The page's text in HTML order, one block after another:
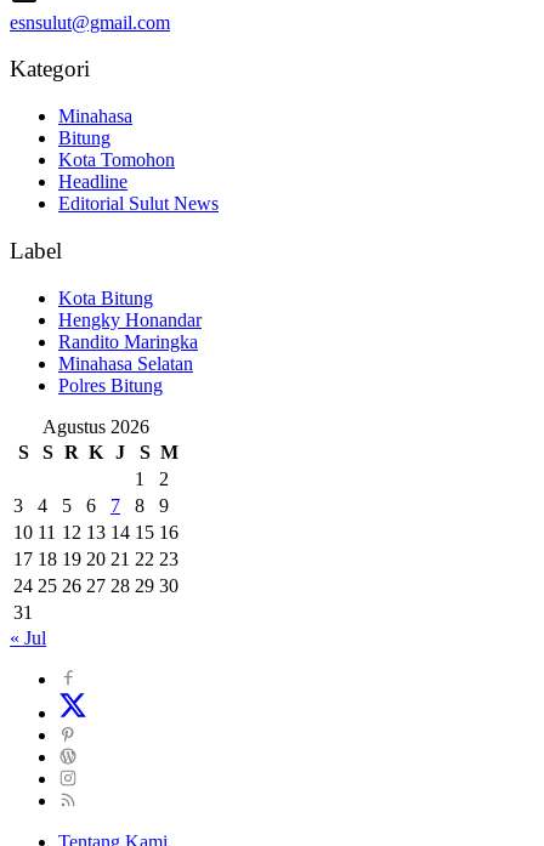
esnsulut@gmail.com
Kategori
Minahasa
Bitung
Kota Tomohon
Headline
Editorial Sulut News
Label
Kota Bitung
Hengky Honandar
Randito Maringka
Minahasa Selatan
Polres Bitung
Agustus 2026
S
S R K J S M
1
2
3
4 5 6 7 8
9
10 11 12 13 14 15 16
17 18 19 20 21 22 23
24 25 26 27 28 29 30
31
« Jul
Tentang Kami